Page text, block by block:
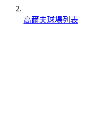
高爾夫球場列表